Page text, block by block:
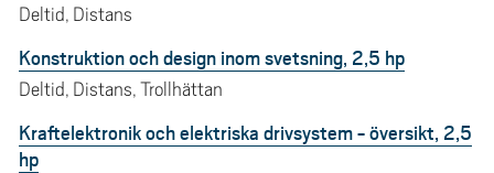
Deltid, Distans
Konstruktion och design inom svetsning, 2,5 hp
Deltid, Distans, Trollhättan
Kraftelektronik och elektriska drivsystem - översikt, 2,5
hp